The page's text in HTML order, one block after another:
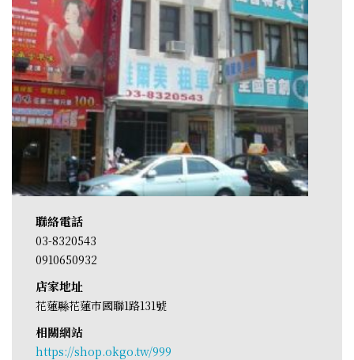
聯絡電話
03-8320543
0910650932
店家地址
花蓮縣花蓮市國聯1路131號
相關網站
https://shop.okgo.tw/999